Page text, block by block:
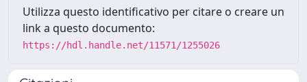
Utilizza questo identificativo per citare o creare un
link a questo documento:
https://hdl.handle.net/11571/1255026